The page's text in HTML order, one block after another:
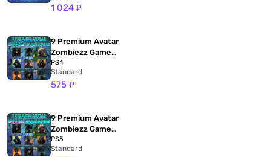
1 024 ₽
9 Premium Avatar
Zombiezz Game
Bundle
PS4
Standard
575 ₽
9 Premium Avatar
Zombiezz Game
Bundle
PS5
Standard